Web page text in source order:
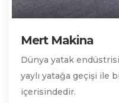
Mert Makina
Dünya yatak
yaylı yatağa geçişi ile
içerisindedir.